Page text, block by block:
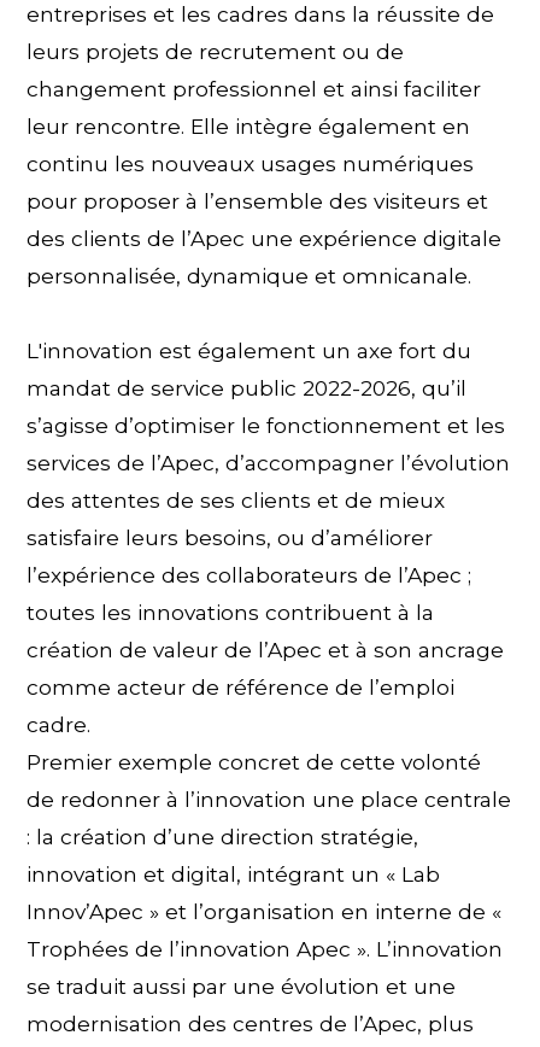
entreprises et les cadres dans la réussite de
leurs projets de recrutement ou de
changement professionnel et ainsi faciliter
leur rencontre. Elle intègre également en
continu les nouveaux usages numériques
pour proposer à l’ensemble des visiteurs et
des clients de l’Apec une expérience digitale
personnalisée, dynamique et omnicanale.
L'innovation est également un axe fort du
mandat de service public 2022-2026, qu’il
s’agisse d’optimiser le fonctionnement et les
services de l’Apec, d’accompagner l’évolution
des attentes de ses clients et de mieux
satisfaire leurs besoins, ou d’améliorer
l’expérience des collaborateurs de l’Apec ;
toutes les innovations contribuent à la
création de valeur de l’Apec et à son ancrage
comme acteur de référence de l’emploi
cadre.
Premier exemple concret de cette volonté
de redonner à l’innovation une place centrale
: la création d’une direction stratégie,
innovation et digital, intégrant un « Lab
Innov’Apec » et l’organisation en interne de «
Trophées de l’innovation Apec ». L’innovation
se traduit aussi par une évolution et une
modernisation des centres de l’Apec, plus